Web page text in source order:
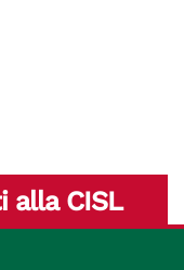
alla CISL